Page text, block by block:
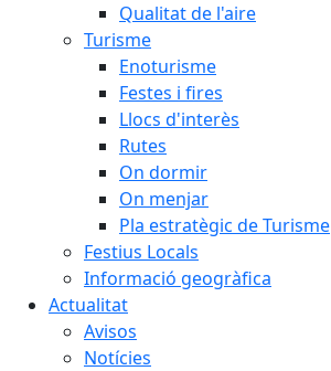
Qualitat de l'aire
Turisme
Enoturisme
Festes i fires
Llocs d'interès
Rutes
On dormir
On menjar
Pla estratègic de Turisme
Festius Locals
Informació geogràfica
Actualitat
Avisos
Notícies